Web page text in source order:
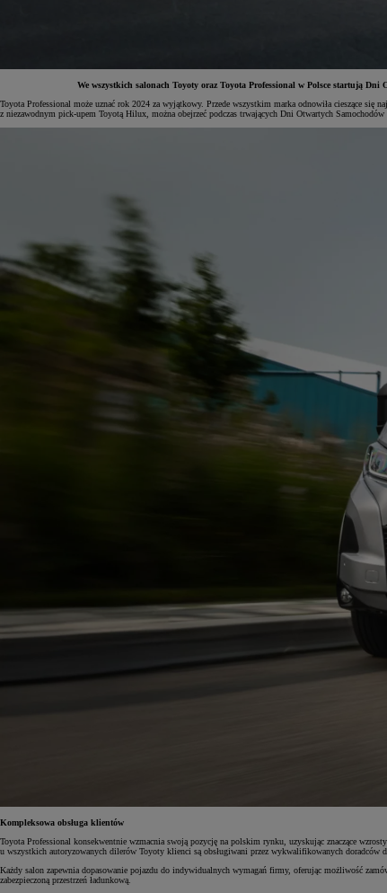
We wszystkich salonach Toyoty oraz Toyota Professional w Polsce startują
Toyota Professional może uznać rok 2024 za wyjątkowy. Przede wszystkim marka odnowiła cieszące
z niezawodnym pick-upem Toyotą Hilux, można obejrzeć podczas trwających Dni Otwartych Samochodów
Kompleksowa obsługa klientów
Toyota Professional konsekwentnie wzmacnia swoją pozycję na polskim rynku, uzyskując znaczące
u wszystkich autoryzowanych dilerów Toyoty klienci są obsługiwani przez wykwalifikowanych doradców
Każdy salon zapewnia dopasowanie pojazdu do indywidualnych wymagań firmy, oferując możliwość
zabezpieczoną przestrzeń ładunkową.